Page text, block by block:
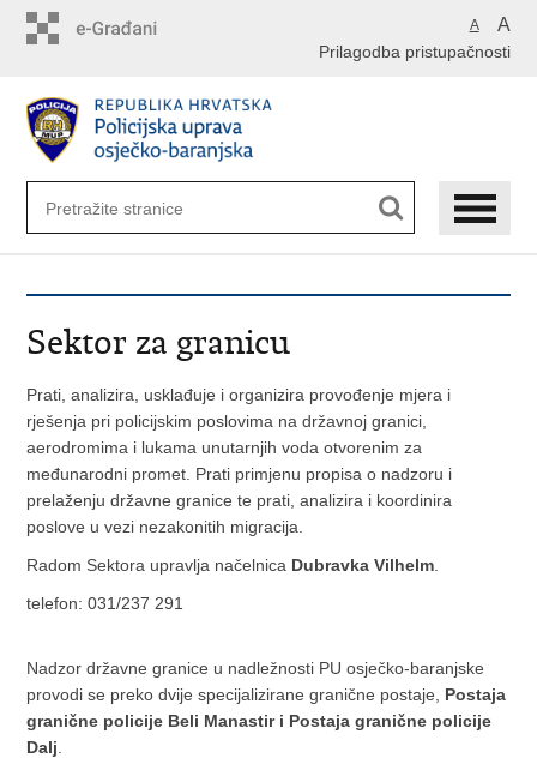
A A
Prilagodba pristupačnosti
Sektor za granicu
Prati, analizira, usklađuje i organizira provođenje mjera i
rješenja pri policijskim poslovima na državnoj granici,
aerodromima i lukama unutarnjih voda otvorenim za
međunarodni promet. Prati primjenu propisa o nadzoru i
prelaženju državne granice te prati, analizira i koordinira
poslove u vezi nezakonitih migracija.
Radom Sektora upravlja načelnica Dubravka Vilhelm
telefon: 031/237 291
Nadzor državne granice u nadležnosti PU osječko-baranjske
provodi se preko dvije specijalizirane granične postaje, Postaja
granične policije Beli Manastir i Postaja granične policije
Dalj